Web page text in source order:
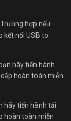
hợp nếu
kết nối USB to
hãy tiến hành tải
hoàn toàn miễn